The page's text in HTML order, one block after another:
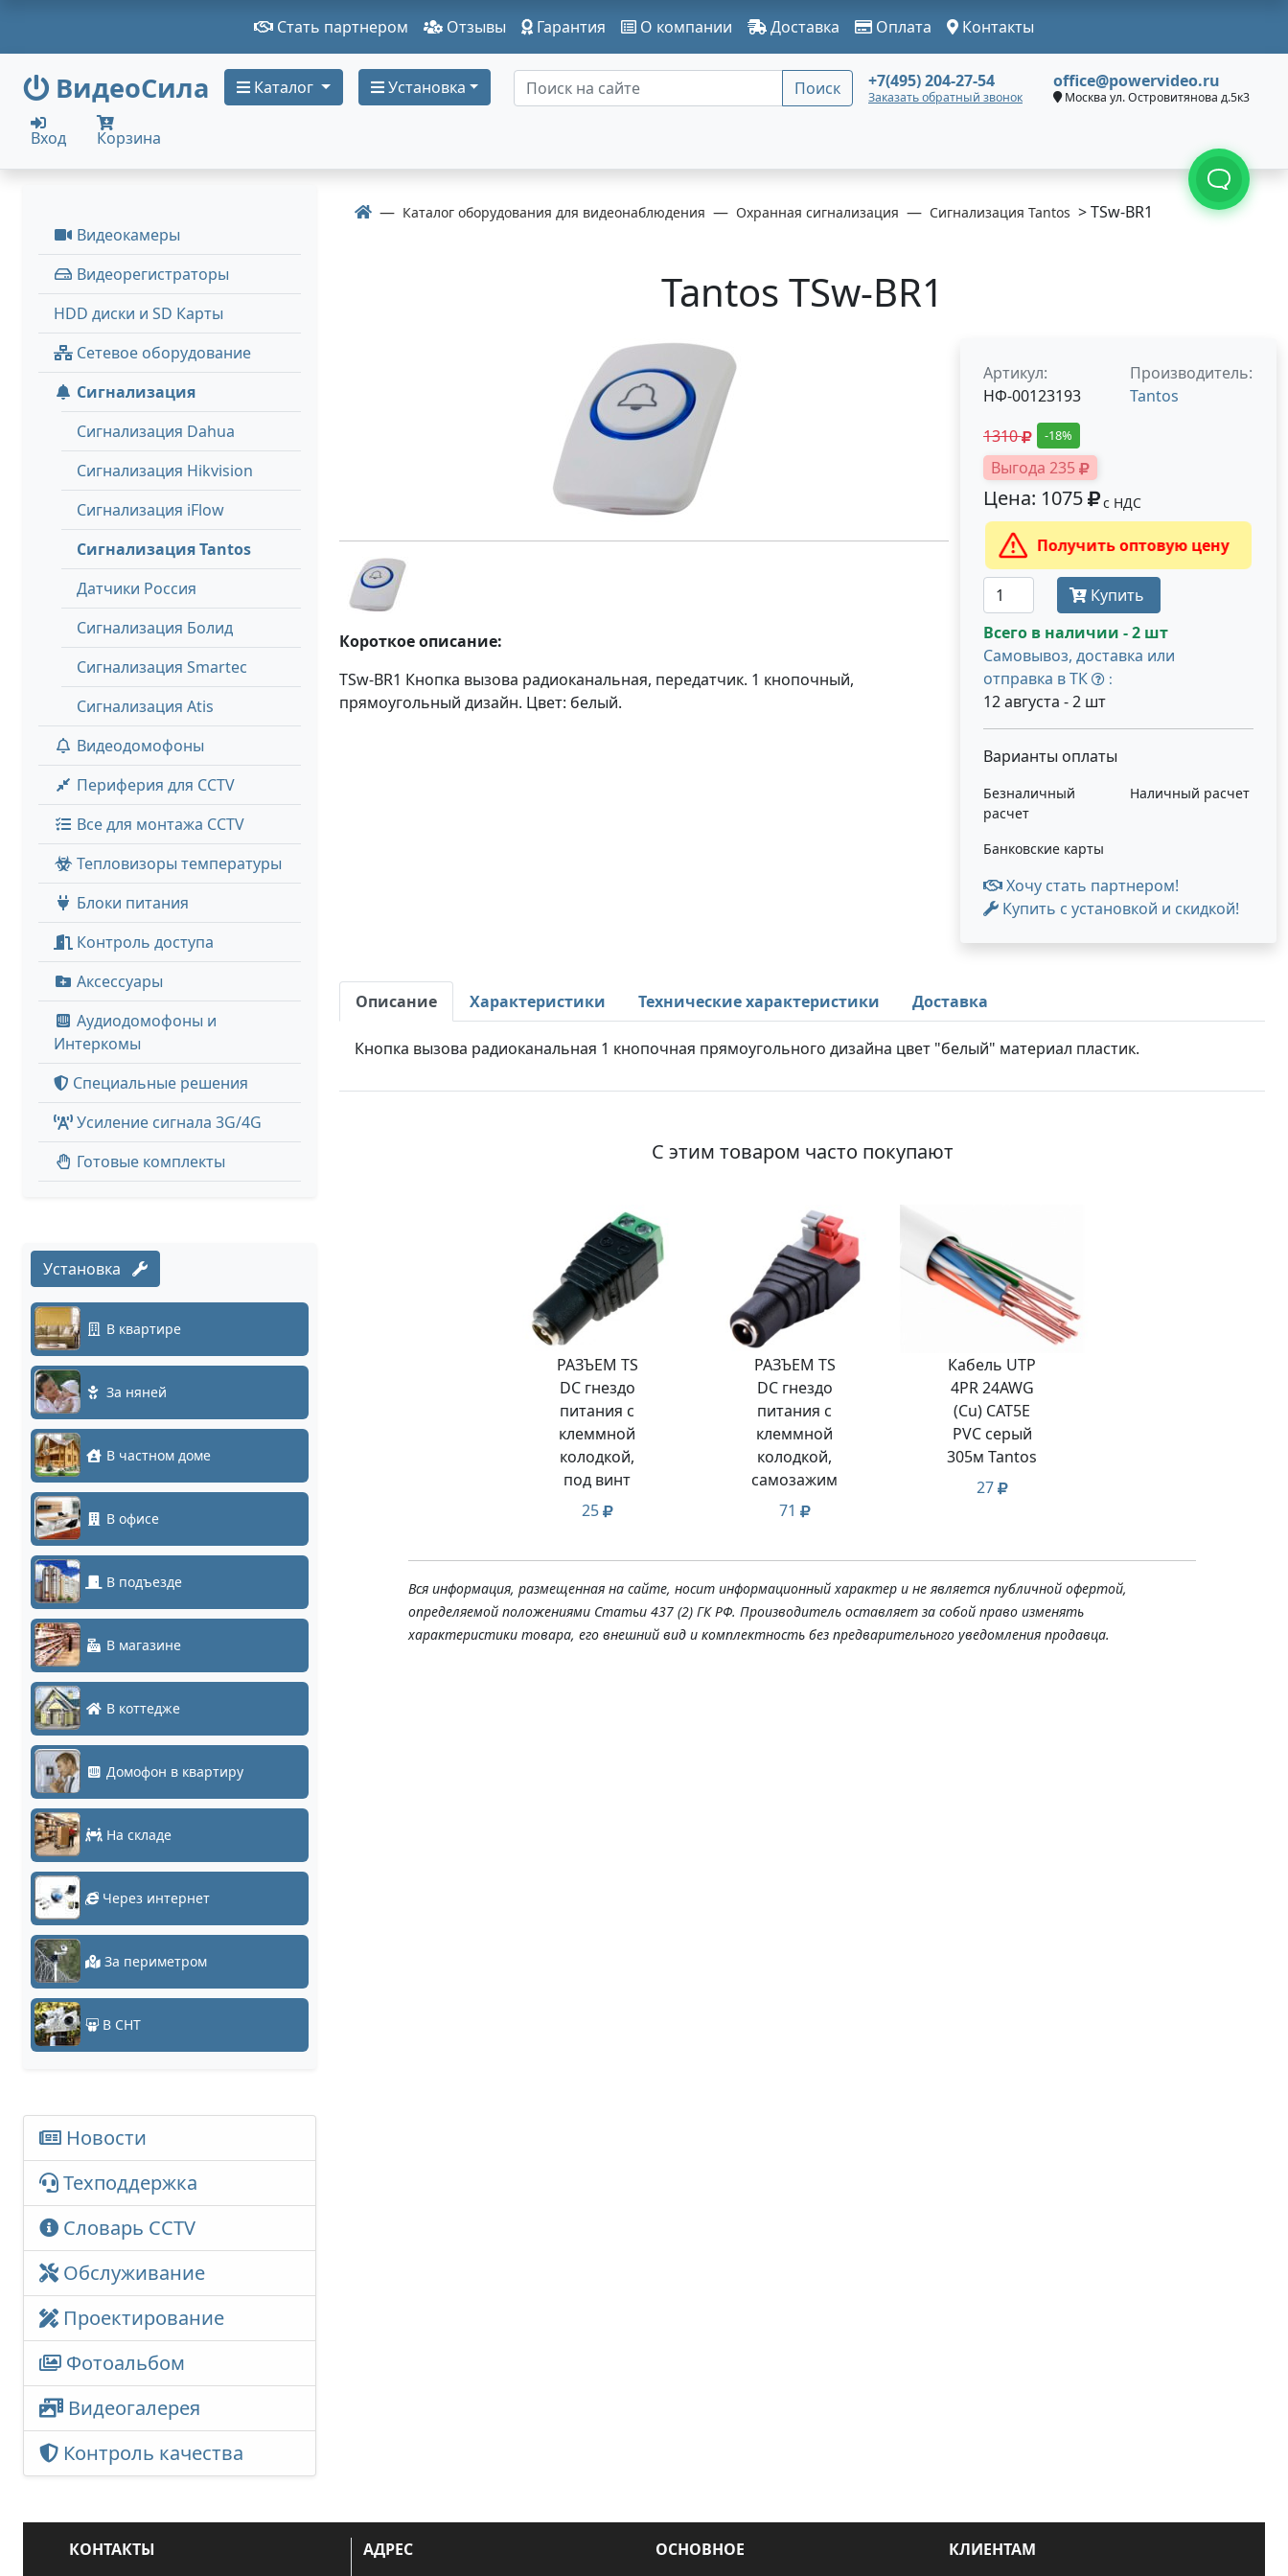
Стать партнером Отзывы Гарантия О компании Доставка Оплата Контакты
ВидеоСила Каталог Установка Поиск +7(495) 204-27-54
Заказать обратный звонок
office@powervideo.ru
Москва ул. Островитянова д.5к3
Вход Корзина
Видеокамеры
Видеорегистраторы
HDD диски и SD Карты
Сетевое оборудование
Сигнализация
Сигнализация Dahua
Сигнализация Hikvision
Сигнализация iFlow
Сигнализация Tantos
Датчики Россия
Сигнализация Болид
Сигнализация Smartec
Сигнализация Atis
Видеодомофоны
Периферия для CCTV
Все для монтажа CCTV
Тепловизоры температуры
Блоки питания
Контроль доступа
Аксессуары
Аудиодомофоны и
Интеркомы
Специальные решения
Усиление сигнала 3G/4G
Готовые комплекты
Установка
В квартире
За няней
В частном доме
В офисе
В подъезде
В магазине
В коттедже
Домофон в квартиру
На складе
Через интернет
За периметром
В СНТ
Новости
Техподдержка
Словарь CCTV
Обслуживание
Проектирование
Фотоальбом
Видеогалерея
Контроль качества
Каталог оборудования для видеонаблюдения Охранная сигнализация Сигнализация Tantos > TSw-BR1
Tantos TSw-BR1
Короткое описание:
TSw-BR1 Кнопка вызова радиоканальная, передатчик. 1 кнопочный,
прямоугольный дизайн. Цвет: белый.
Артикул:
НФ-00123193
Производитель:
Tantos
1310
-18%
Выгода 235
Цена: 1075 с НДС
Получить оптовую цену
Купить
Всего в наличии - 2 шт
Самовывоз, доставка или
отправка в ТК
:
12 августа - 2 шт
Варианты оплаты
Безналичный
расчет
Наличный расчет
Банковские карты
Хочу стать партнером!
Купить с установкой и скидкой!
Описание Характеристики Технические характеристики Доставка
Кнопка вызова радиоканальная 1 кнопочная прямоугольного дизайна цвет "белый" материал пластик.
С этим товаром часто покупают
РАЗЪЕМ TS
DC гнездо
питания с
клеммной
колодкой,
под винт
25
РАЗЪЕМ TS
DC гнездо
питания с
клеммной
колодкой,
самозажим
71
Кабель UTP
4PR 24AWG
(Cu) CAT5E
PVC серый
305м Tantos
27
Вся информация, размещенная на сайте, носит информационный характер и не является публичной офертой,
определяемой положениями Статьи 437 (2) ГК РФ. Производитель оставляет за собой право изменять
характеристики товара, его внешний вид и комплектность без предварительного уведомления продавца.
КОНТАКТЫ АДРЕС ОСНОВНОЕ КЛИЕНТАМ